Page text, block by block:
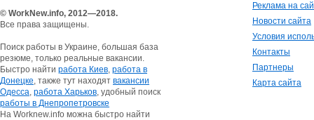
© WorkNew.info, 2012—2018.
Все права защищены.
Поиск работы в Украине, большая база
резюме, только реальные вакансии.
Быстро найти работа Киев, работа в
Донецке, также тут находят вакансии
Одесса, работа Харьков, удобный поиск
работы в Днепропетровске
На Worknew.info можна быстро найти
Реклама на
Новости сайта
Условия
Контакты
Партнеры
Карта сайта